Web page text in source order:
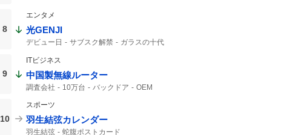
8
エンタメ
光GENJI
デビュー日 サブスク解禁
ガラスの十代
9
ITビジネス
中国製無線ルーター
調査会社 10万台 バックドア
OEM
10
スポーツ
羽生結弦カレンダー
羽生結弦 蛇腹ポストカード